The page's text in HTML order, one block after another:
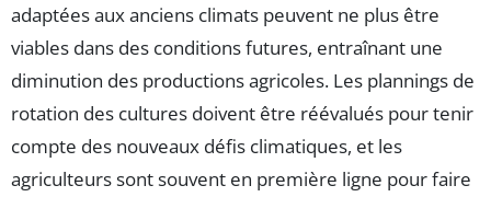
adaptées aux anciens climats peuvent ne plus être
viables dans des conditions futures, entraînant une
diminution des productions agricoles. Les plannings de
rotation des cultures doivent être réévalués pour tenir
compte des nouveaux défis climatiques, et les
agriculteurs sont souvent en première ligne pour faire